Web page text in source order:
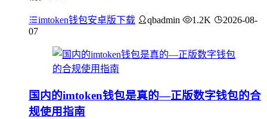
imtoken钱包安卓版下载 qbadmin 1.2K
2026-08-
07
国内的imtoken钱包是真的—正版数字钱包的合
规使用指南